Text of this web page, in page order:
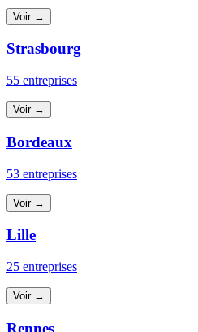
Voir →
Strasbourg
55 entreprises
Voir →
Bordeaux
53 entreprises
Voir →
Lille
25 entreprises
Voir →
Rennes